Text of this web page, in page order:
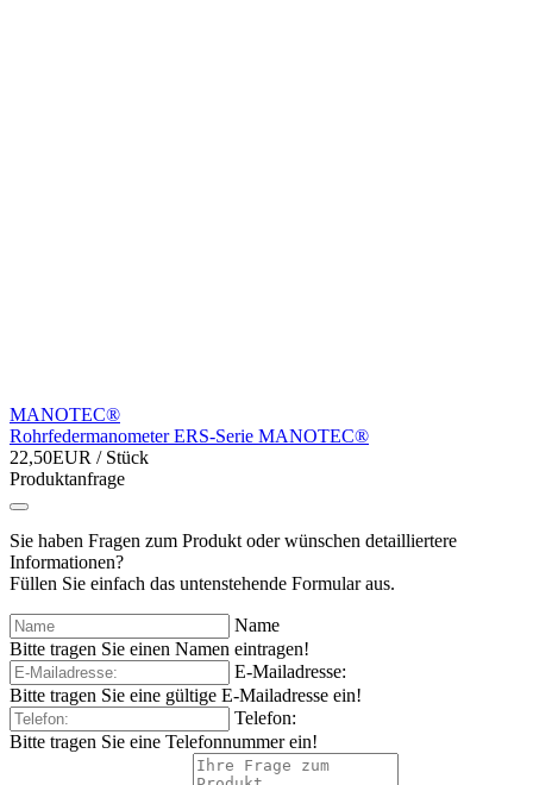
MANOTEC®
Rohrfedermanometer ERS-Serie MANOTEC®
22,50EUR / Stück
Produktanfrage
Sie haben Fragen zum Produkt oder wünschen detailliertere
Informationen?
Füllen Sie einfach das untenstehende Formular aus.
Name
Bitte tragen Sie einen Namen eintragen!
E-Mailadresse:
Bitte tragen Sie eine gültige E-Mailadresse ein!
Telefon:
Bitte tragen Sie eine Telefonnummer ein!